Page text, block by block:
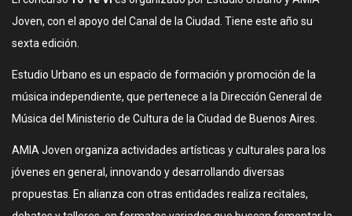
Joven, con el apoyo del Canal de la Ciudad. Tiene este año su
sexta edición.
Estudio Urbano es un espacio de formación y promoción de la
música independiente, que pertenece a la Dirección General de
Música del Ministerio de Cultura de la Ciudad de Buenos Aires.
AMIA Joven organiza actividades artísticas y culturales para los
jóvenes en general, innovando y desarrollando diversas
propuestas. En alianza con otras entidades realiza recitales,